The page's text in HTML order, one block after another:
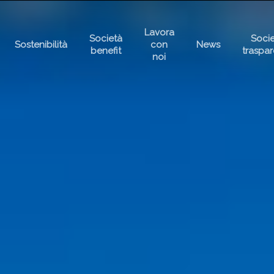
Sostenibilità
Società
benefit
Lavora
con
noi
News